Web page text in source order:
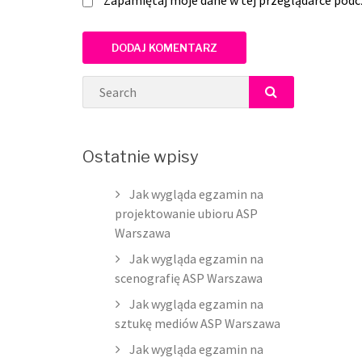
Search
SEARCH
Ostatnie wpisy
Jak wygląda egzamin na
projektowanie ubioru ASP
Warszawa
Jak wygląda egzamin na
scenografię ASP Warszawa
Jak wygląda egzamin na
sztukę mediów ASP Warszawa
Jak wygląda egzamin na